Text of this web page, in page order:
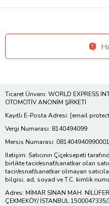
Ticaret Ünvanı: WORLD EXPRESS
OTOMOTİV ANONİM ŞİRKETİ
Kayıtlı E-Posta Adresi: [email
Vergi Numarası: 8140494099
Mersis Numarası:
İletişim: Satıcının Çiçeksepeti
birlikte tacir/esnaf/sanatkar olan
tacir/esnaf/sanatkar olmayan
bilgisi, ad, soyad ve T.C. kimlik
Adres: MİMAR SİNAN MAH.
ÇEKMEKÖY/ İSTANBUL